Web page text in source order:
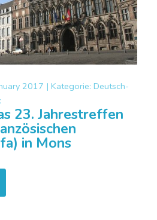
2017 | Kategorie: Deutsch-
23. Jahrestreffen
in Mons